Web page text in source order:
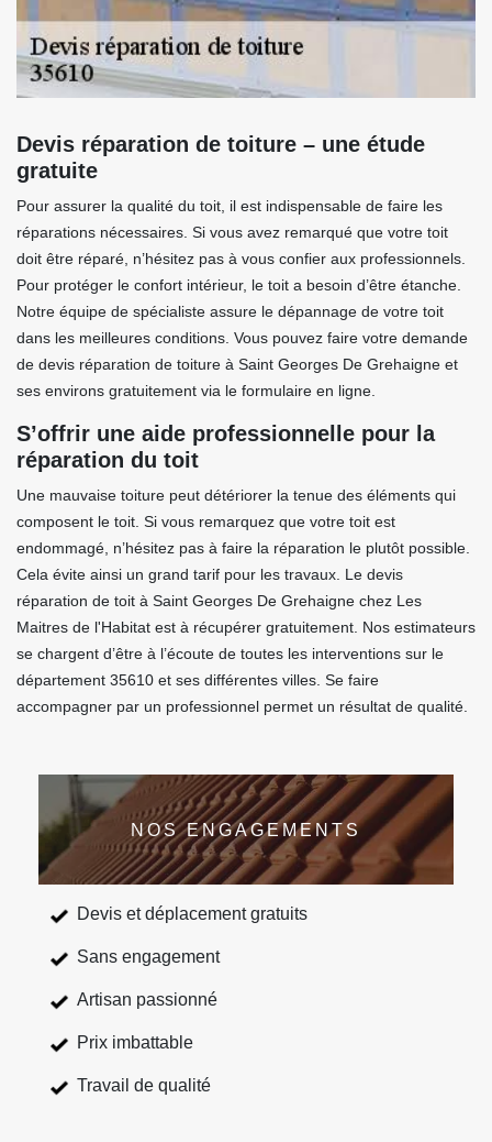
Devis réparation de toiture – une étude
gratuite
Pour assurer la qualité du toit, il est indispensable de faire les
réparations nécessaires. Si vous avez remarqué que votre toit
doit être réparé, n’hésitez pas à vous confier aux professionnels.
Pour protéger le confort intérieur, le toit a besoin d’être étanche.
Notre équipe de spécialiste assure le dépannage de votre toit
dans les meilleures conditions. Vous pouvez faire votre demande
de devis réparation de toiture à Saint Georges De Grehaigne et
ses environs gratuitement via le formulaire en ligne.
S’offrir une aide professionnelle pour la
réparation du toit
Une mauvaise toiture peut détériorer la tenue des éléments qui
composent le toit. Si vous remarquez que votre toit est
endommagé, n’hésitez pas à faire la réparation le plutôt possible.
Cela évite ainsi un grand tarif pour les travaux. Le devis
réparation de toit à Saint Georges De Grehaigne chez Les
Maitres de l'Habitat est à récupérer gratuitement. Nos estimateurs
se chargent d’être à l’écoute de toutes les interventions sur le
département 35610 et ses différentes villes. Se faire
accompagner par un professionnel permet un résultat de qualité.
NOS ENGAGEMENTS
Devis et déplacement gratuits
Sans engagement
Artisan passionné
Prix imbattable
Travail de qualité